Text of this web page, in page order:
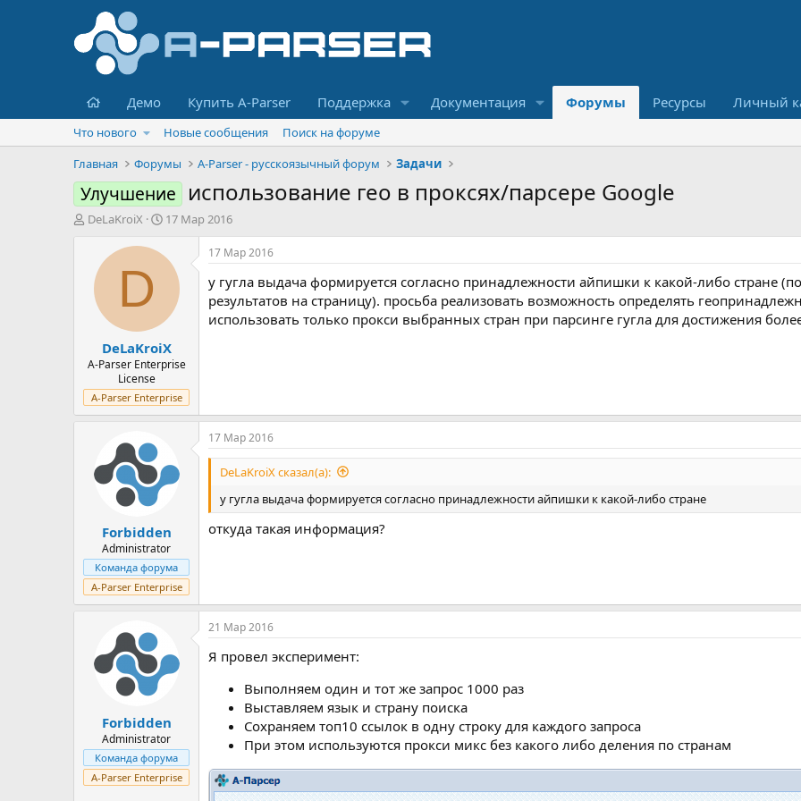
Главная
Демо Купить A-Parser Поддержка Документация Форумы Ресурсы Личный
Что нового Новые сообщения
Поиск на форуме
Главная
Форумы A-Parser - русскоязычный форум Задачи
Улучшение использование гео в проксях/парсере Google
А
DeLaKroiX
Д
а
ч
л
а
17 Мар 2016
D
DeLaKroiX
A-Parser Enterprise
License
A-Parser Enterprise
17 Мар 2016
у гугла выдача формируется согласно принадлежности айпишки к какой-либо стране
результатов на страницу). просьба реализовать возможность определять
использовать только прокси выбранных стран при парсинге гугла для достижения
Forbidden
Administrator
Команда форума
A-Parser Enterprise
17 Мар 2016
DeLaKroiX сказал(а):
у гугла выдача формируется согласно принадлежности айпишки к какой-либо стране
откуда такая информация?
Forbidden
Administrator
Команда форума
A-Parser Enterprise
21 Мар 2016
Я провел эксперимент:
Выполняем один и тот же запрос 1000 раз
Выставляем язык и страну поиска
Сохраняем топ10 ссылок в одну строку для каждого запроса
При этом используются прокси микс без какого либо деления по странам